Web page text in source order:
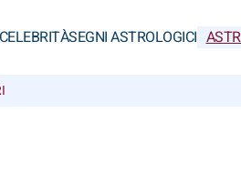
SEGNI ASTROLOGICI